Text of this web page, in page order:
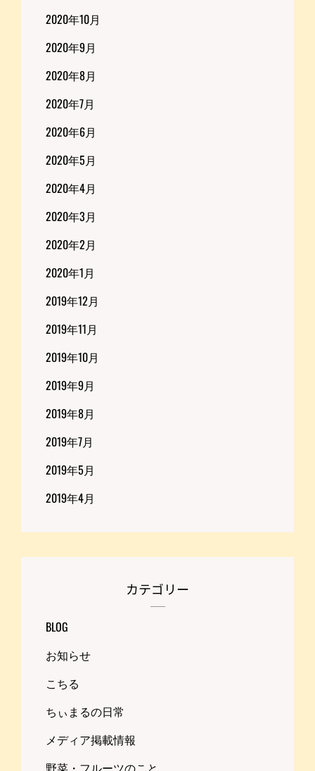
2020年10月
2020年9月
2020年8月
2020年7月
2020年6月
2020年5月
2020年4月
2020年3月
2020年2月
2020年1月
2019年12月
2019年11月
2019年10月
2019年9月
2019年8月
2019年7月
2019年5月
2019年4月
カテゴリー
BLOG
お知らせ
こちる
ちぃまるの日常
メディア掲載情報
野菜・フルーツのこと